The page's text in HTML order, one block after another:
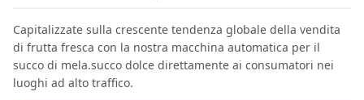
Capitalizzate sulla crescente tendenza globale della vendita
di frutta fresca con la nostra macchina automatica per il
succo di mela.succo dolce direttamente ai consumatori nei
luoghi ad alto traffico.